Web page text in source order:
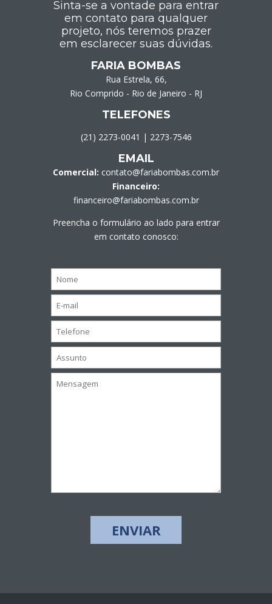
Sinta-se a vontade para entrar
em contato para qualquer
projeto, nós teremos prazer
em esclarecer suas dúvidas.
FARIA BOMBAS
Rua Estrela, 66,
Rio Comprido - Rio de Janeiro - RJ
TELEFONES
(21) 2273-0041 | 2273-7546
EMAIL
Comercial: contato@fariabombas.com.br
Financeiro:
financeiro@fariabombas.com.br
Preencha o formulário ao lado para entrar
em contato conosco: